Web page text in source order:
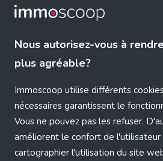
Nous autorisez-vous à
plus agréable?
Immoscoop utilise différents
nécessaires garantissent le
Vous ne pouvez pas les refuser.
améliorent le confort de
cartographier l'utilisation du site
Application error: a client-side exception
browser console for more information)